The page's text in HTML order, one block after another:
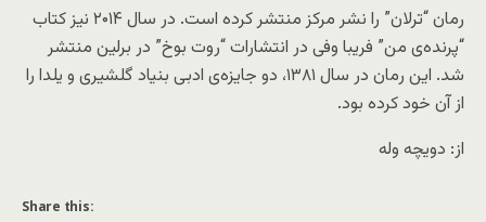
رمان “ترلان” را نشر مرکز منتشر کرده است. در سال ۲۰۱۴ نیز کتاب
“پرنده‌ی من” فریبا وفی در انتشارات “روت بوخ” در برلین منتشر
شد. این رمان در سال ۱۳۸۱، دو جایزه‌ی ادبی بنیاد گلشیری و یلدا را
از آن خود کرده بود.
از: دویچه وله
Share this: